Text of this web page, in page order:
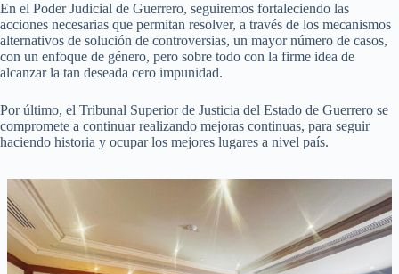
En el Poder Judicial de Guerrero, seguiremos fortaleciendo las
acciones necesarias que permitan resolver, a través de los mecanismos
alternativos de solución de controversias, un mayor número de casos,
con un enfoque de género, pero sobre todo con la firme idea de
alcanzar la tan deseada cero impunidad.
Por último, el Tribunal Superior de Justicia del Estado de Guerrero se
compromete a continuar realizando mejoras continuas, para seguir
haciendo historia y ocupar los mejores lugares a nivel país.